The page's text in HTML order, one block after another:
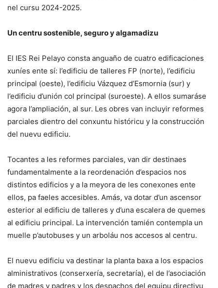
nel cursu 2024-2025.
Un centru sostenible, seguro y algamadizu
El IES Rei Pelayo consta anguaño de cuatro edificaciones
xuníes ente sí: l’edificiu de talleres FP (norte), l’edificiu
principal (oeste), l’edificiu Vázquez d’Esmornia (sur) y
l’edificiu d’unión col principal (suroeste). A ellos sumaráse
agora l’ampliación, al sur. Les obres van incluyir reformes
parciales dientro del conxuntu históricu y la construcción
del nuevu edificiu.
Tocantes a les reformes parciales, van dir destinaes
fundamentalmente a la reordenación d’espacios nos
distintos edificios y a la meyora de les conexones ente
ellos, pa faeles accesibles. Amás, va dotar d’un ascensor
esterior al edificiu de talleres y d’una escalera de quemes
al edificiu principal. La intervención tamién contempla un
muelle p’autobuses y un arboláu nos accesos al centru.
El nuevu edificiu va destinar la planta baxa a los espacios
alministrativos (conserxería, secretaría), el de l’asociación
de madres y padres y los despachos del equipu directivu